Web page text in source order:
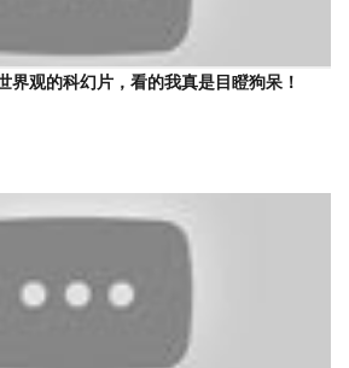
界观的科幻片，看的我真是目瞪狗呆！